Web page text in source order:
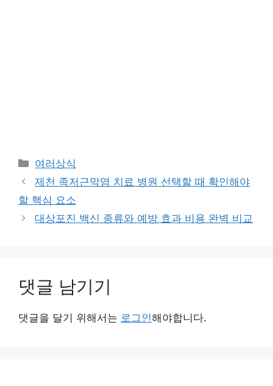
카
테
고
리
여러상식
제천 족저근막염 치료 병원 선택할 때 확인해야
할 핵심 요소
대상포진 백신 종류와 예방 효과 비용 완벽 비교
댓글 남기기
댓글을 달기 위해서는 로그인해야합니다.